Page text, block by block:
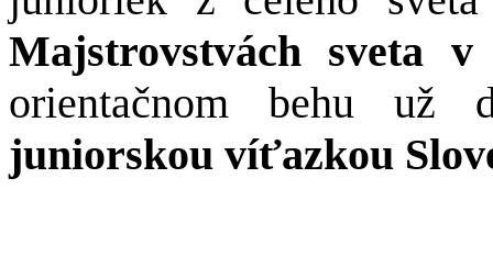
Majstrovstvách sveta
orientačnom behu už
juniorskou víťazkou